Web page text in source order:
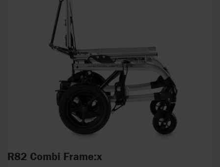
R82 Combi Frame:x